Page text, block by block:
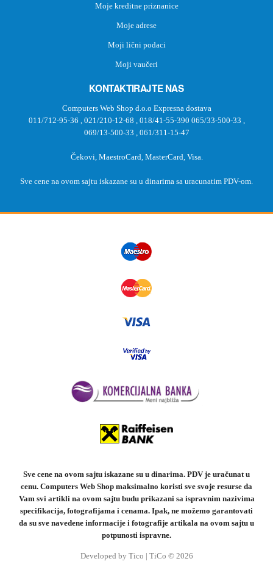
Moje kreditne priznanice
Moje adrese
Moji lični podaci
Moji vaučeri
KONTAKTIRAJTE NAS
Computers Web Shop d.o.o Expresna dostava
011/712-95-36
021/210-12-68 018/41-55-390 065/33-500-33
069/13-500-33
061/311-15-47
Čekovi, MaestroCard, MasterCard, Visa.
Sve cene na ovom sajtu iskazane su u dinarima sa uracunatim PDV-om.
Sve cene na ovom sajtu iskazane su u dinarima. PDV je uračunat u
cenu. Computers Web Shop maksimalno koristi sve svoje resurse da
Vam svi artikli na ovom sajtu budu prikazani sa ispravnim nazivima
specifikacija, fotografijama i cenama. Ipak, ne možemo garantovati
da su sve navedene informacije i fotografije artikala na ovom sajtu u
potpunosti ispravne.
Developed by Tico | TiCo © 2026